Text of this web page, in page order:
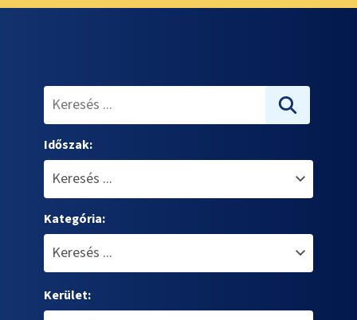
Időszak:
Kategória:
Kerület: